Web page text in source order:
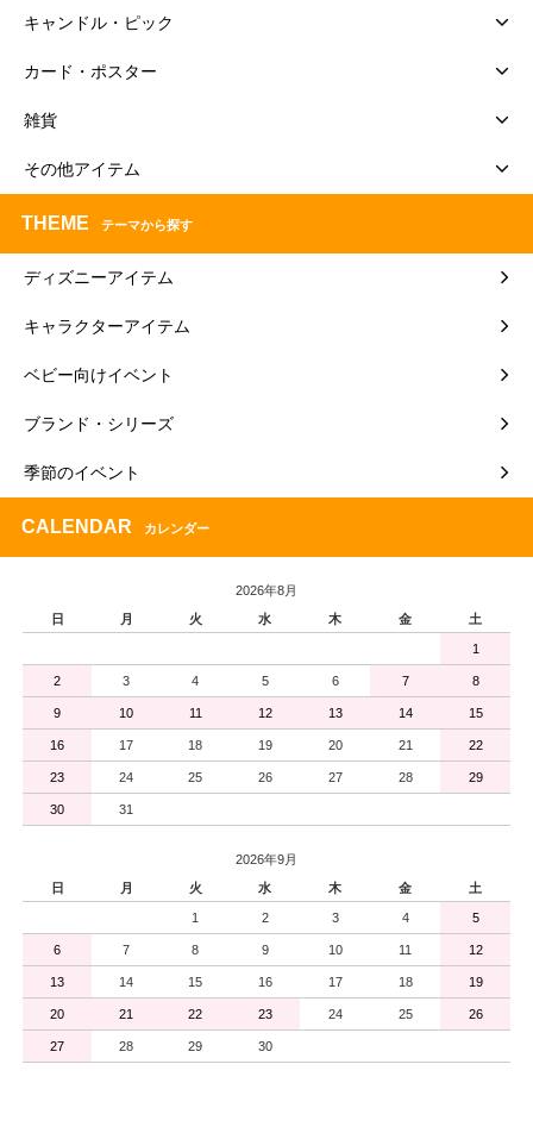
キャンドル・ピック
カード・ポスター
雑貨
その他アイテム
THEME テーマから探す
ディズニーアイテム
キャラクターアイテム
ベビー向けイベント
ブランド・シリーズ
季節のイベント
CALENDAR カレンダー
2026年8月
日
月 火 水 木 金 土
1
2 3 4 5 6 7 8
9 10 11 12 13 14 15
16 17 18 19 20 21 22
23 24 25 26 27 28 29
30 31
2026年9月
日
月 火 水 木 金 土
1 2 3 4 5
6 7 8 9 10 11 12
13 14 15 16 17 18 19
20 21 22 23 24 25 26
27 28 29 30